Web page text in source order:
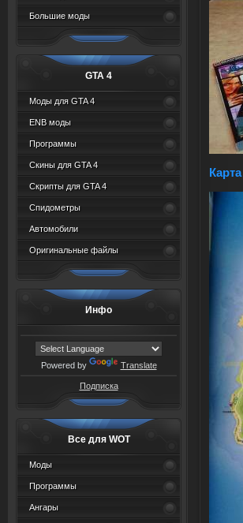
Большие моды
GTA 4
Моды для GTA 4
ENB моды
Программы
Скины для GTA 4
Скрипты для GTA 4
Спидометры
Автомобили
Оригинальные файлы
Инфо
Powered by Translate
Подписка
Все для WOT
Моды
Программы
Ангары
Карта